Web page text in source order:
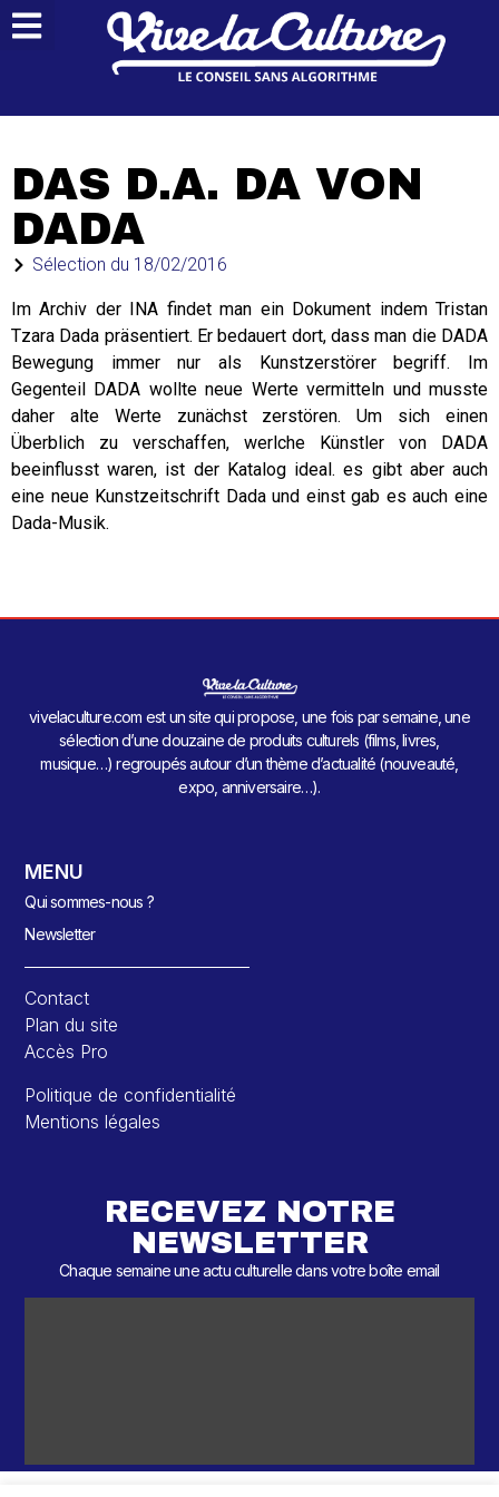
DAS D.A. DA VON
DADA
Sélection du 18/02/2016
Im Archiv der INA findet man ein Dokument indem Tristan
Tzara Dada präsentiert. Er bedauert dort, dass man die DADA
Bewegung immer nur als Kunstzerstörer begriff. Im
Gegenteil DADA wollte neue Werte vermitteln und musste
daher alte Werte zunächst zerstören. Um sich einen
Überblich zu verschaffen, werlche Künstler von DADA
beeinflusst waren, ist der Katalog ideal. es gibt aber auch
eine neue Kunstzeitschrift Dada und einst gab es auch eine
Dada-Musik.
vivelaculture.com est un site qui propose, une fois par semaine, une
sélection d’une douzaine de produits culturels (films, livres,
musique…) regroupés autour d’un thème d’actualité (nouveauté,
expo, anniversaire…).
MENU
Qui sommes-nous ?
Newsletter
Contact
Plan du site
Accès Pro
Politique de confidentialité
Mentions légales
RECEVEZ NOTRE
NEWSLETTER
Chaque semaine une actu culturelle dans votre boîte email